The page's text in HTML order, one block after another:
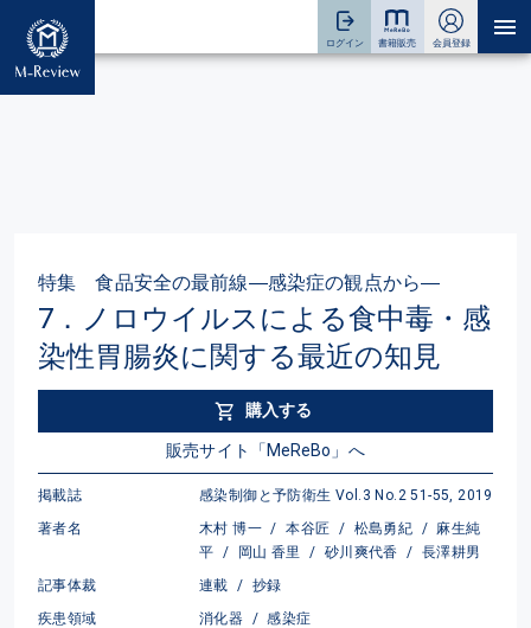
特集 食品安全の最前線―感染症の観点から―
7．ノロウイルスによる食中毒・感
染性胃腸炎に関する最近の知見
購入する
販売サイト「MeReBo」へ
掲載誌
感染制御と予防衛生 Vol.3 No.2 51-55, 2019
著者名
木村 博一 / 本谷匠 / 松島勇紀 / 麻生純
平 / 岡山 香里 / 砂川爽代香 / 長澤耕男
記事体裁
連載 / 抄録
疾患領域
消化器 / 感染症